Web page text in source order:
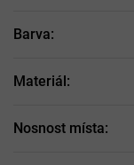
Barva:
Materiál:
Nosnost místa: